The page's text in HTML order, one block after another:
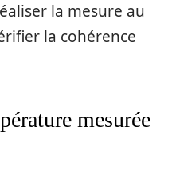
la mesure au
la cohérence
mesurée